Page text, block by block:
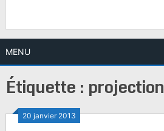
MENU
Étiquette : projection
20 janvier 2013